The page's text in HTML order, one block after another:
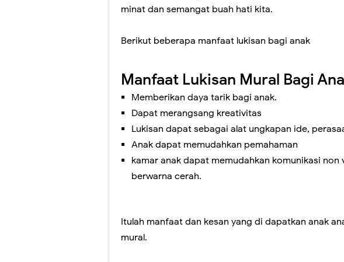
minat dan semangat buah hati kita.
Berikut beberapa manfaat lukisan bagi anak
Manfaat Lukisan Mural Bagi
Memberikan daya tarik bagi anak.
Dapat merangsang kreativitas
Lukisan dapat sebagai alat ungkapan ide,
Anak dapat memudahkan pemahaman
kamar anak dapat memudahkan komunikasi non
berwarna cerah.
Itulah manfaat dan kesan yang di dapatkan anak
mural.